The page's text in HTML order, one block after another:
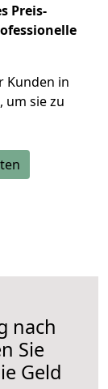
Preis-
Kunden in
um sie zu
nach
Sie
Geld